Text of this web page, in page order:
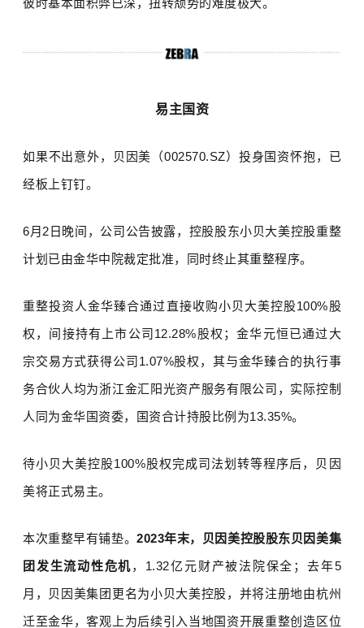
彼时基本面积弊已深，扭转颓势的难度极大。
易主国资
如果不出意外，贝因美（002570.SZ）投身国资怀抱，已
经板上钉钉。
6月 2 日晚间，公司公告披露，控股股东小贝大美控股重整
计划已由金华中院裁定批准，同时终止其重整程序。
重整投资人金华臻合通过直接收购小贝大美控股100%股
权，间接持有上市公司 12.28%股权；金华元恒已通过大
宗交易方式获得公司 1.07%股权，其与金华臻合的执行事
务合伙人均为浙江金汇阳光资产服务有限公司，实际控制
人同为金华国资委，国资合计持股比例为13.35%。
待小贝大美控股100%股权完成司法划转等程序后，贝因
美将正式易主。
本次重整早有铺垫。2023年末，贝因美控股股东贝因美集
团发生流动性危机， 1.32亿元财产被法院保全； 去年5
月，贝因美集团更名为小贝大美控股，并将注册地由杭州
迁至金华，客观上为后续引入当地国资开展重整创造区位